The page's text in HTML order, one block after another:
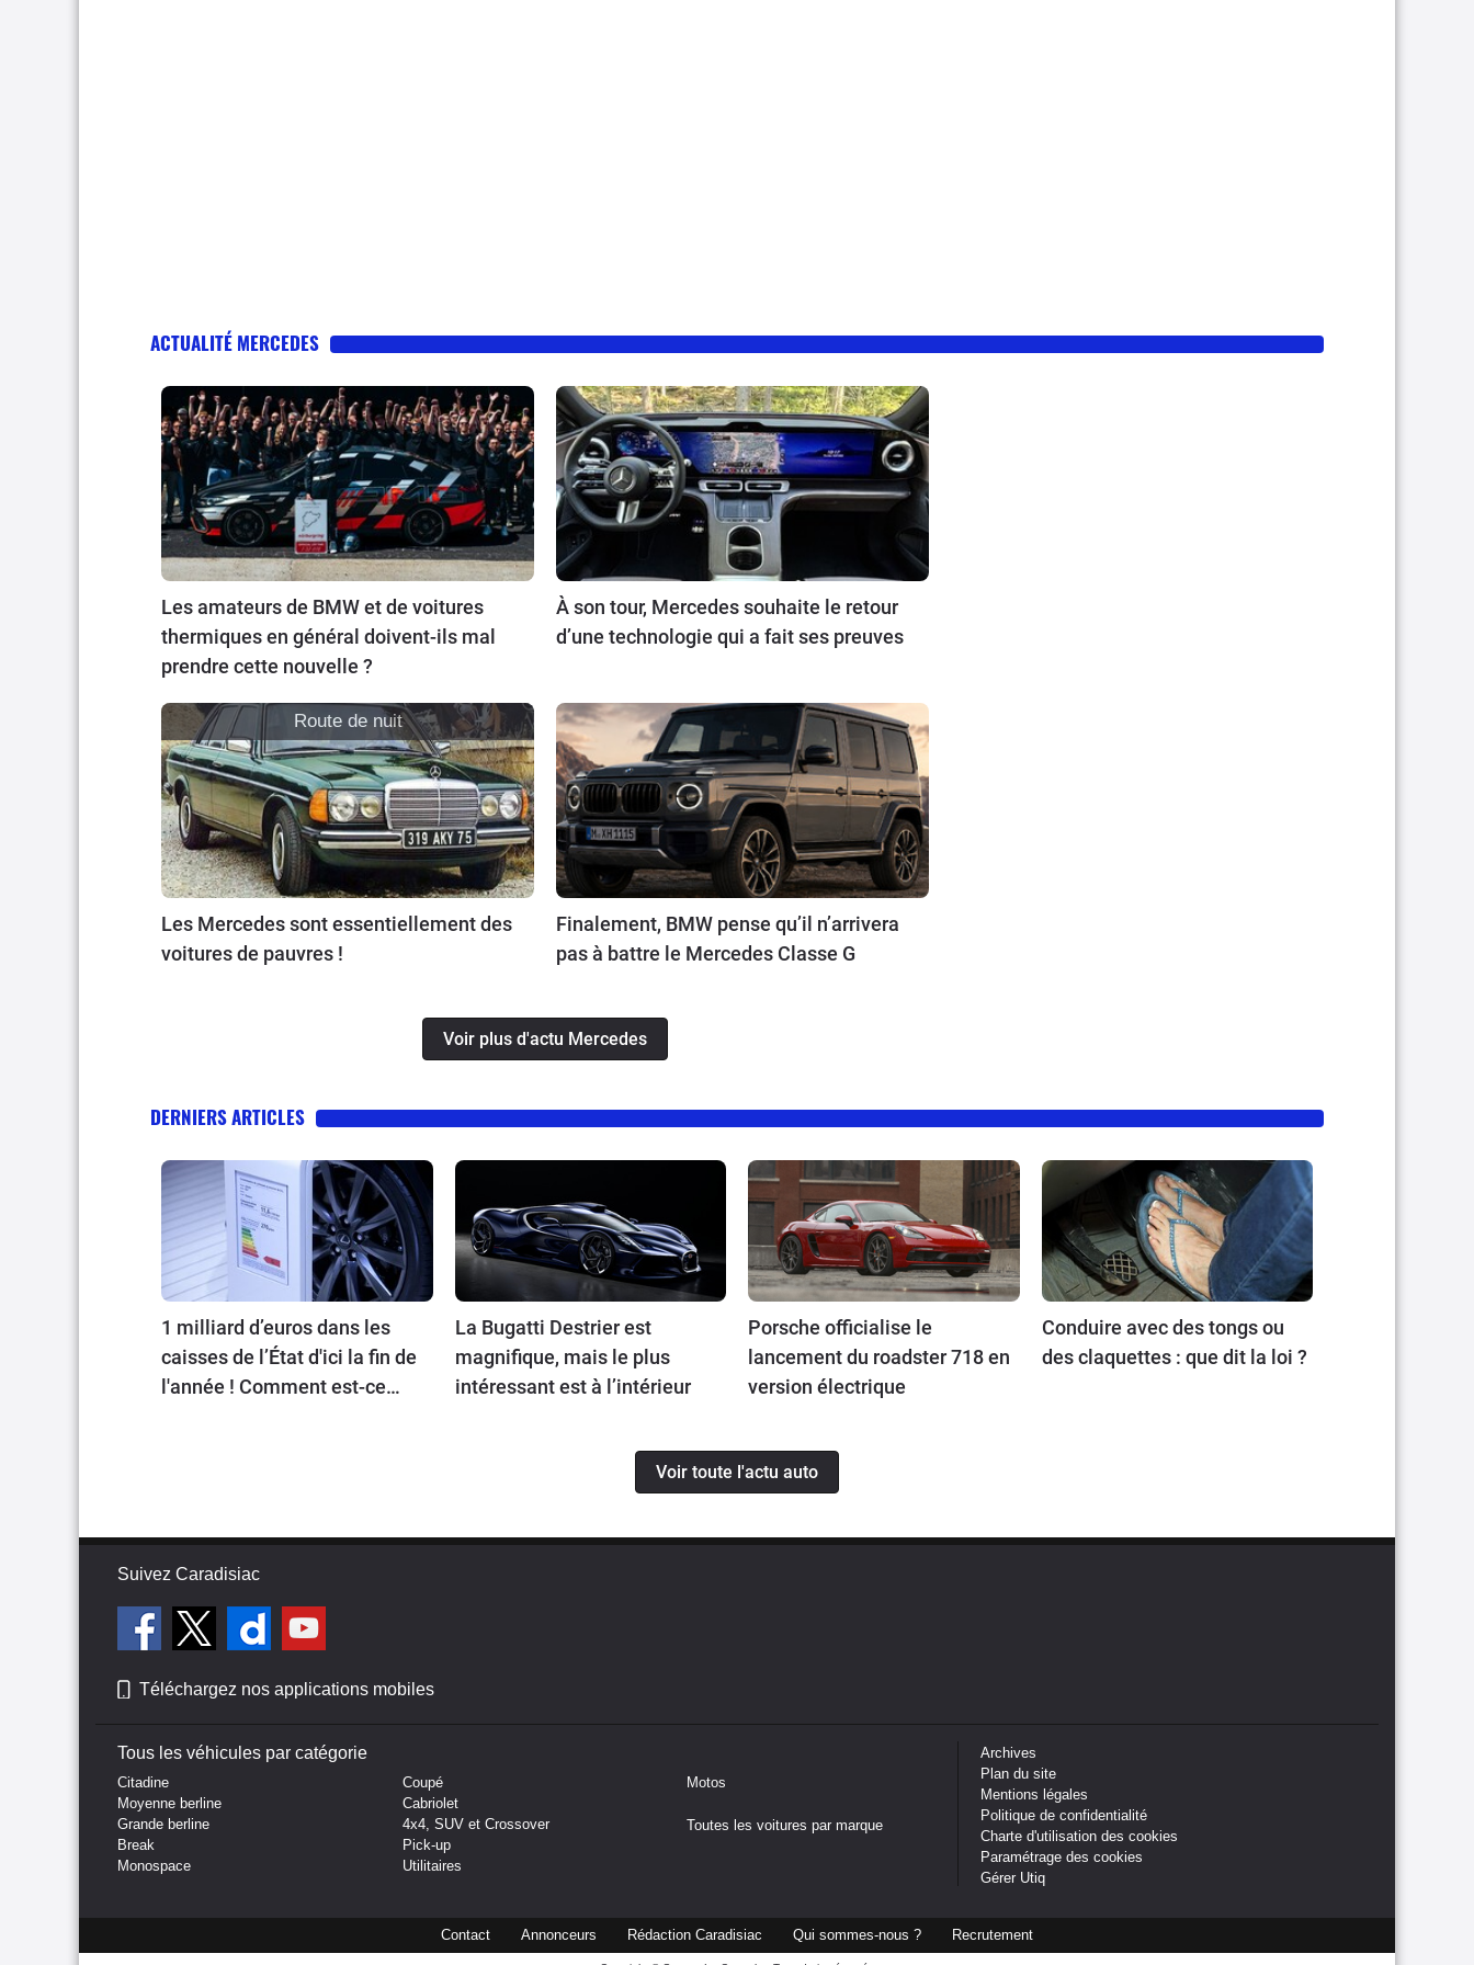
ACTUALITÉ MERCEDES
Les amateurs de BMW et de voitures
thermiques en général doivent-ils mal
prendre cette nouvelle ?
À son tour, Mercedes souhaite le retour
d’une technologie qui a fait ses preuves
Route de nuit
Les Mercedes sont essentiellement des
voitures de pauvres !
Finalement, BMW pense qu’il n’arrivera
pas à battre le Mercedes Classe G
Voir plus d'actu Mercedes
DERNIERS ARTICLES
1 milliard d’euros dans les
caisses de l’État d'ici la fin de
l'année ! Comment est-ce
La Bugatti Destrier est
magnifique, mais le plus
intéressant est à l’intérieur
Porsche officialise le
lancement du roadster 718 en
version électrique
Conduire avec des tongs ou
des claquettes : que dit la loi ?
Voir toute l'actu auto
Suivez Caradisiac
Téléchargez nos applications mobiles
Tous les véhicules par catégorie
Citadine
Moyenne berline
Grande berline
Break
Monospace
Coupé
Cabriolet
4x4, SUV et Crossover
Pick-up
Utilitaires
Motos
Toutes les voitures par marque
Archives
Plan du site
Mentions légales
Politique de confidentialité
Charte d'utilisation des cookies
Paramétrage des cookies
Gérer Utiq
Contact Annonceurs Rédaction Caradisiac Qui sommes-nous ? Recrutement